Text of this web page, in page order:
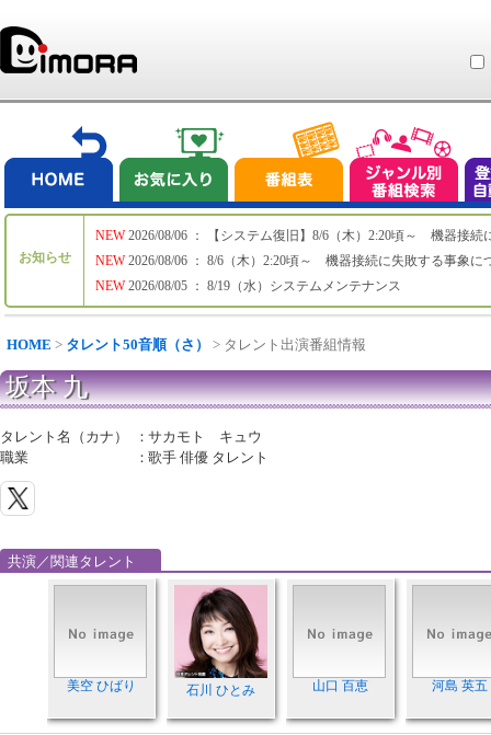
お知らせ
NEW
NEW
NEW
2026/08/06 ： 【システム復旧】8/6（木）2:20頃～ 機器接続
2026/08/06 ： 8/6（木）2:20頃～ 機器接続に失敗する事象に
2026/08/05 ： 8/19（水）システムメンテナンス
HOME > タレント50音順（さ） > タレント出演番組情報
坂本 九
タレント名（カナ） ：サカモト キュウ
職業
：歌手 俳優 タレント
共演／関連タレント
美空 ひばり 石川 ひとみ 山口 百恵 河島 英五